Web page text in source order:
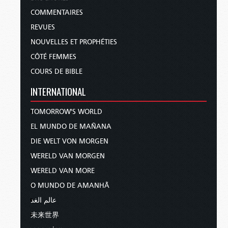
terme « Pâque », au singulier. En français,
« Pâques », en espagnol, « Pascua », en italien,
« Pasqua ». Tous ces termes tirent leur origine
Relisons le récit d’Eusèbe, en remplaçant cette
« L’Église était tourmentée
auparavant par une autre maladie.
C’est ainsi que je nomme le différend
qui s’était ému au sujet du jour où on
[“Pascha”]. Les uns soutenaient qu’il
fallait suivre la coutume des Juifs. Les
autres prétendaient au contraire
qu’il fallait examiner très exactement
le temps et ne pas s’accorder avec
des peuples qui sur ce point même
COMMENTAIRES
REVUES
NOUVELLES ET PROPHÉTIES
CÔTÉ FEMMES
COURS DE BIBLE
INTERNATIONAL
TOMORROW'S WORLD
EL MUNDO DE MAÑANA
DIE WELT VON MORGEN
WERELD VAN MORGEN
WERELD VAN MORE
O MUNDO DE AMANHÃ
عالم الغد
未来世界